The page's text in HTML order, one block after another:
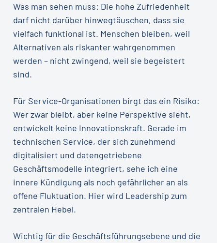
Was man sehen muss: Die hohe Zufriedenheit
darf nicht darüber hinwegtäuschen, dass sie
vielfach funktional ist. Menschen bleiben, weil
Alternativen als riskanter wahrgenommen
werden – nicht zwingend, weil sie begeistert
sind.
Für Service-Organisationen birgt das ein Risiko:
Wer zwar bleibt, aber keine Perspektive sieht,
entwickelt keine Innovationskraft. Gerade im
technischen Service, der sich zunehmend
digitalisiert und datengetriebene
Geschäftsmodelle integriert, sehe ich eine
innere Kündigung als noch gefährlicher an als
offene Fluktuation. Hier wird Leadership zum
zentralen Hebel.
Wichtig für die Geschäftsführungsebene und die